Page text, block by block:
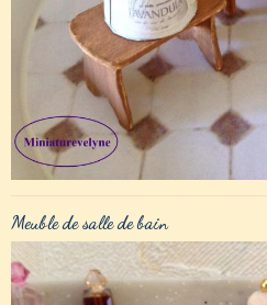
Meuble de salle de bain